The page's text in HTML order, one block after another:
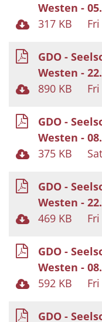
Westen -
317 KB
GDO -
Westen -
890 KB
GDO -
Westen -
375 KB
GDO -
Westen -
469 KB
GDO -
Westen -
592 KB
GDO -